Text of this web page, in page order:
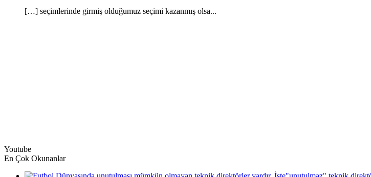
[…] seçimlerinde girmiş olduğumuz seçimi kazanmış olsa...
Youtube
En Çok Okunanlar